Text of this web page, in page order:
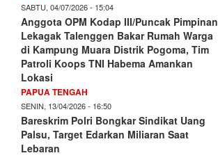
SABTU, 04/07/2026 - 15:04
Anggota OPM Kodap III/Puncak Pimpinan
Lekagak Talenggen Bakar Rumah Warga
di Kampung Muara Distrik Pogoma, Tim
Patroli Koops TNI Habema Amankan
Lokasi
PAPUA TENGAH
SENIN, 13/04/2026 - 16:50
Bareskrim Polri Bongkar Sindikat Uang
Palsu, Target Edarkan Miliaran Saat
Lebaran